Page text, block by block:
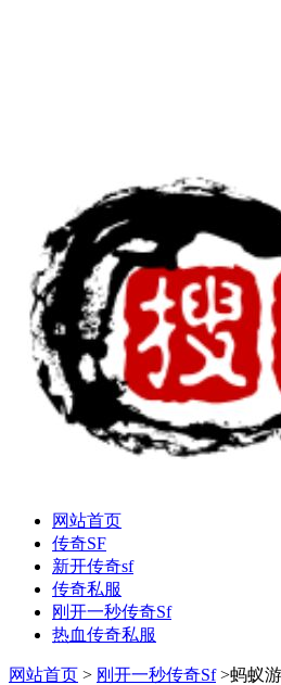
网站首页
传奇SF
新开传奇sf
传奇私服
刚开一秒传奇Sf
热血传奇私服
网站首页 > 刚开一秒传奇Sf>蚂蚁